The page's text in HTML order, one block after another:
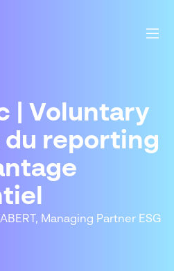
| Voluntary
du reporting
Managing Partner ESG